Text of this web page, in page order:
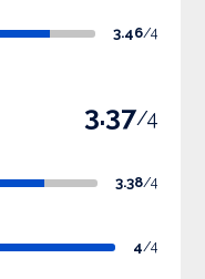
3.46/4
3.37/4
3.38/4
4/4